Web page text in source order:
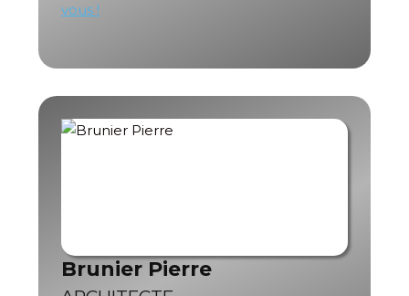
vous !
Brunier Pierre